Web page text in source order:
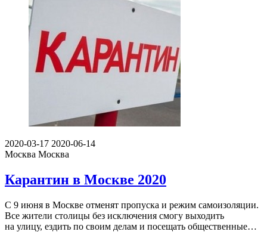
2020-03-17 2020-06-14
Москва Москва
Карантин в Москве 2020
С 9 июня в Москве отменят пропуска и режим самоизоляции.
Все жители столицы без исключения смогу выходить
на улицу, ездить по своим делам и посещать общественные…